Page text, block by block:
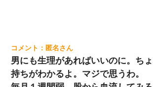
匿名
男にも生理があればいいのに。ち
持ちがわかるよ。マジで思うわ。